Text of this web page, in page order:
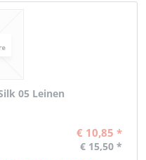
05 Leinen
€ 10,85 *
€ 15,50 *